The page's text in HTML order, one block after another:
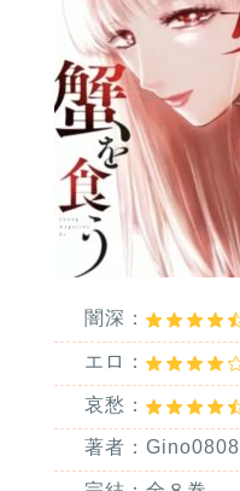
闇深：
エロ：
哀愁：
著者：Gino0808